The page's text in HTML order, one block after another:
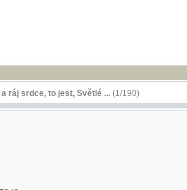
RSS -
to jest, Světlé ...(1/190)